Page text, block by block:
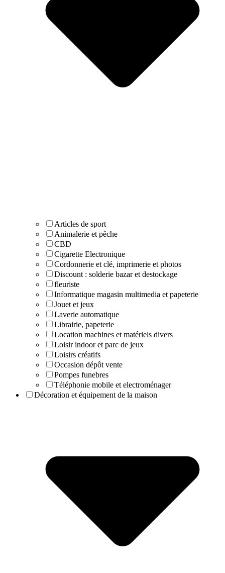
Articles de sport
Animalerie et pêche
CBD
Cigarette Electronique
Cordonnerie et clé, imprimerie et photos
Discount : solderie bazar et destockage
fleuriste
Informatique magasin multimedia et papeterie
Jouet et jeux
Laverie automatique
Librairie, papeterie
Location machines et matériels divers
Loisir indoor et parc de jeux
Loisirs créatifs
Occasion dépôt vente
Pompes funebres
Téléphonie mobile et electroménager
Décoration et équipement de la maison